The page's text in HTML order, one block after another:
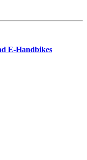
E-Handbikes